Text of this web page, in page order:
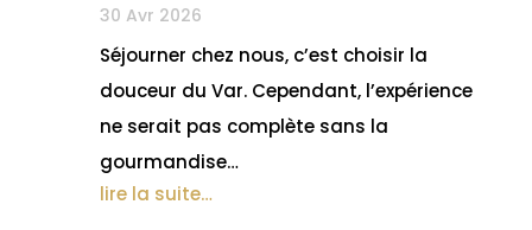
30 Avr 2026
Séjourner chez nous, c’est choisir la
douceur du Var. Cependant, l’expérience
ne serait pas complète sans la
gourmandise…
lire la suite…